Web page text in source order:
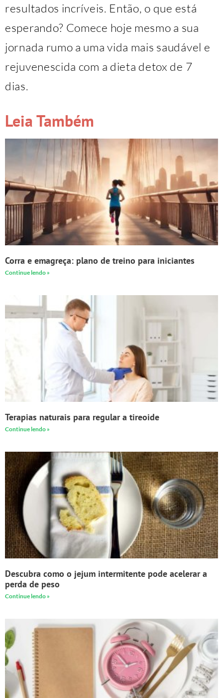
resultados incríveis. Então, o que está
esperando? Comece hoje mesmo a sua
jornada rumo a uma vida mais saudável e
rejuvenescida com a dieta detox de 7
dias.
Leia Também
Corra e emagreça: plano de treino para iniciantes
Continue lendo »
Terapias naturais para regular a tireoide
Continue lendo »
Descubra como o jejum intermitente pode acelerar a
perda de peso
Continue lendo »